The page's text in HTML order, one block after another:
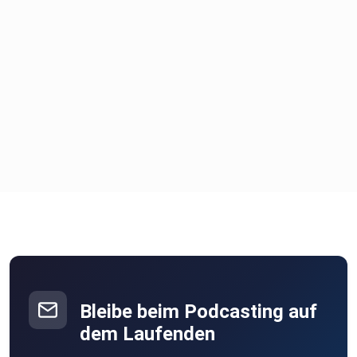
Bleibe beim Podcasting auf
dem Laufenden